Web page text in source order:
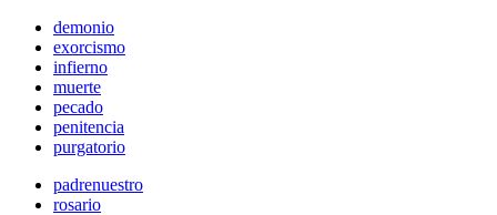
demonio
exorcismo
infierno
muerte
pecado
penitencia
purgatorio
padrenuestro
rosario